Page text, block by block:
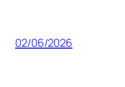
02/06/2026